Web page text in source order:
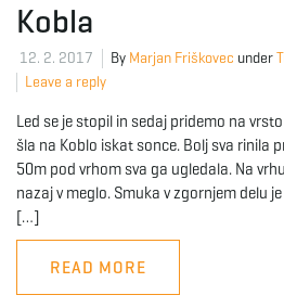
Kobla
12. 2. 2017 By Marjan Friškovec under
Leave a reply
Led se je stopil in sedaj pridemo na
šla na Koblo iskat sonce. Bolj sva rinila
50m pod vrhom sva ga ugledala. Na
nazaj v meglo. Smuka v zgornjem delu
[…]
READ MORE